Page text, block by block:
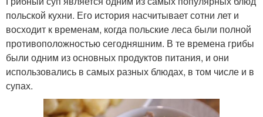
польской кухни. Его история насчитывает сотни лет и
восходит к временам, когда польские леса были полной
противоположностью сегодняшним. В те времена грибы
были одним из основных продуктов питания, и они
использовались в самых разных блюдах, в том числе и в
супах.